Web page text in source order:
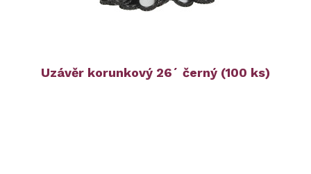
Uzávěr korunkový 26´ černý (100 ks)